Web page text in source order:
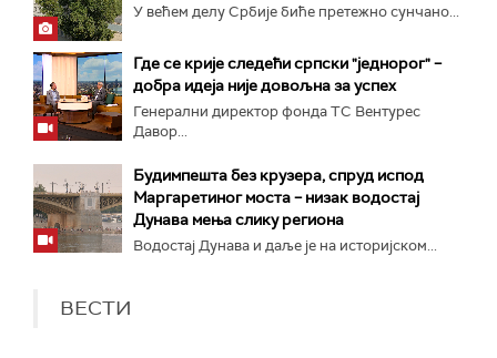
У већем делу Србије биће претежно сунчано...
Где се крије следећи српски "једнорог" –
добра идеја није довољна за успех
Генерални директор фонда ТС Вентурес
Давор...
Будимпешта без крузера, спруд испод
Маргаретиног моста – низак водостај
Дунава мења слику региона
Водостај Дунава и даље је на историјском...
ВЕСТИ